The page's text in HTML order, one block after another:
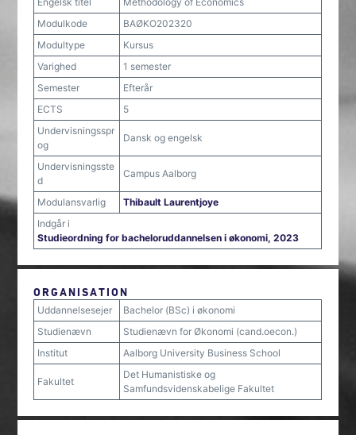
Modulkode
BAØKO202320
Modultype
Kursus
Varighed
1 semester
Semester
Efterår
ECTS
5
Undervisningsspr
og
Dansk og engelsk
Undervisningsste
d
Campus Aalborg
Modulansvarlig
Thibault Laurentjoye
Indgår i
Studieordning for bacheloruddannelsen i økonomi, 2023
ORGANISATION
Uddannelsesejer
Bachelor (BSc) i økonomi
Studienævn
Studienævn for Økonomi (cand.oecon.)
Institut
Aalborg University Business School
Fakultet
Det Humanistiske og
Samfundsvidenskabelige Fakultet